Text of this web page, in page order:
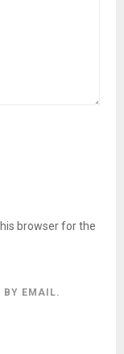
browser for the
BY EMAIL.